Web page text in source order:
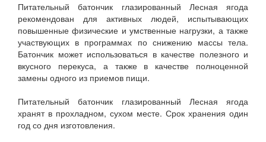
Питательный батончик глазированный Лесная ягода
рекомендован для активных людей, испытывающих
повышенные физические и умственные нагрузки, а также
участвующих в программах по снижению массы тела.
Батончик может использоваться в качестве полезного и
вкусного перекуса, а также в качестве полноценной
замены одного из приемов пищи.
Питательный батончик глазированный Лесная ягода
хранят в прохладном, сухом месте. Срок хранения один
год со дня изготовления.